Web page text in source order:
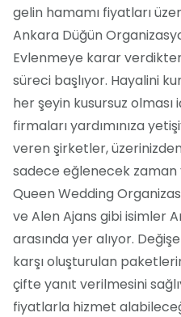
gelin hamamı fiyatları
Ankara Düğün
Evlenmeye karar
süreci başlıyor. Hayalini
her şeyin kusursuz
firmaları yardımınıza
veren şirketler,
sadece eğlenecek zaman
Queen Wedding
ve Alen Ajans gibi isimler
arasında yer alıyor.
karşı oluşturulan
çifte yanıt verilmesini
fiyatlarla hizmet